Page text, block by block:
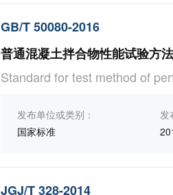
GB/T 50080-2016
普通混凝土拌合物性能试验方
Standard for test method of
发布单位或类别：
国家标准
发
JGJ/T 328-2014